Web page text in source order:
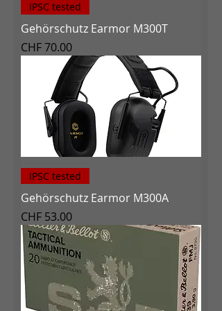
IPSC tested
Gehörschutz Earmor M300T
Preis
CHF 70.00
IPSC tested
Gehörschutz Earmor M300A
Preis
CHF 53.00